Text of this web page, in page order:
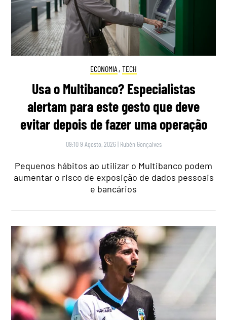
ECONOMIA , TECH
Usa o Multibanco? Especialistas
alertam para este gesto que deve
evitar depois de fazer uma operação
09:10 9 Agosto, 2026 | Rubén Gonçalves
Pequenos hábitos ao utilizar o Multibanco podem
aumentar o risco de exposição de dados pessoais
e bancários